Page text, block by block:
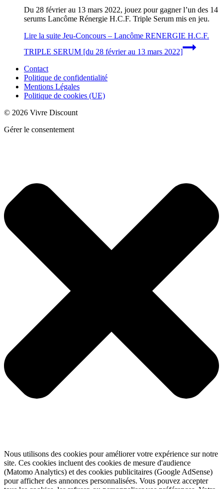
Du 28 février au 13 mars 2022, jouez pour gagner l’un des 14
serums Lancôme Rénergie H.C.F. Triple Serum mis en jeu.
Lire la suite Jeu-Concours – Lancôme RENERGIE H.C.F.
TRIPLE SERUM [du 28 février au 13 mars 2022]
Contact
Politique de confidentialité
Mentions Légales
Politique de cookies (UE)
© 2026 Vivre Discount
Gérer le consentement
Nous utilisons des cookies pour améliorer votre expérience sur notre
site. Ces cookies incluent des cookies de mesure d'audience
(Matomo Analytics) et des cookies publicitaires (Google AdSense)
pour afficher des annonces personnalisées. Vous pouvez accepter